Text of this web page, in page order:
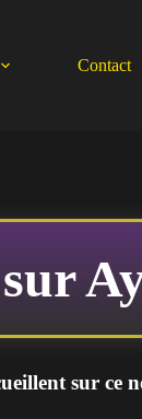
Contact
sur ce